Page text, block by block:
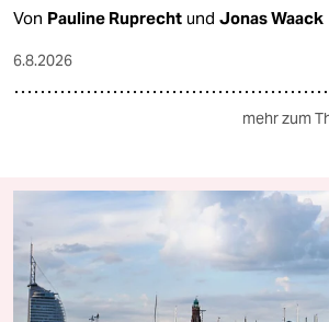
Von Pauline Ruprecht und Jonas Waack
6.8.2026
mehr zum